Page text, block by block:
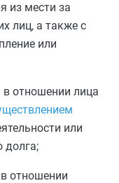
из мести за
лиц, а также с
или
отношении лица
или
долга;
отношении